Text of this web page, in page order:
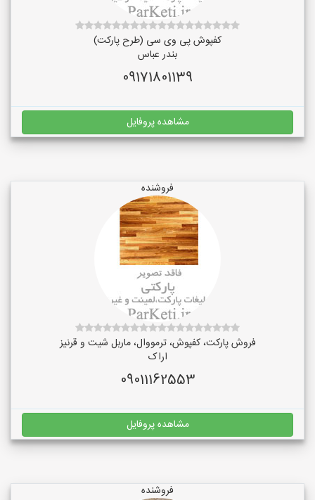
کفپوش پی وی سی (طرح پارکت)
بندر عباس
09171801139
مشاهده پروفایل
فروشنده
فروش پارکت، کفپوش، ترمووال، ماربل شیت و قرنیز
اراک
09011162553
مشاهده پروفایل
فروشنده